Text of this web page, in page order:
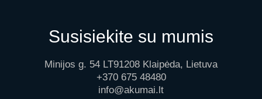
Susisiekite su mumis
Minijos g. 54 LT91208 Klaipėda, Lietuva
+370 675 48480
info@akumai.lt